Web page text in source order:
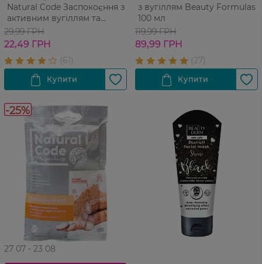
Natural Code Заспокоєння з
активним вугіллям та
екстрактом арніки 50 г
29,99 ГРН
22,49 ГРН
з вугіллям Beauty Formulas
100 мл
119,99 ГРН
89,99 ГРН
-25%
27 07 - 23 08